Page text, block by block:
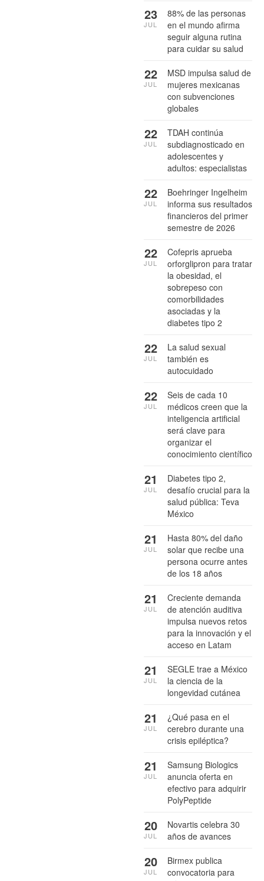
88% de las personas
en el mundo afirma
seguir alguna rutina
para cuidar su salud
23
JUL
MSD impulsa salud de
mujeres mexicanas
con subvenciones
globales
22
JUL
TDAH continúa
subdiagnosticado en
adolescentes y
adultos: especialistas
22
JUL
Boehringer Ingelheim
informa sus resultados
financieros del primer
semestre de 2026
22
JUL
Cofepris aprueba
orforglipron para tratar
la obesidad, el
sobrepeso con
comorbilidades
asociadas y la
diabetes tipo 2
22
JUL
La salud sexual
también es
autocuidado
22
JUL
Seis de cada 10
médicos creen que la
inteligencia artificial
será clave para
organizar el
conocimiento científico
22
JUL
Diabetes tipo 2,
desafío crucial para la
salud pública: Teva
México
21
JUL
Hasta 80% del daño
solar que recibe una
persona ocurre antes
de los 18 años
21
JUL
Creciente demanda
de atención auditiva
impulsa nuevos retos
para la innovación y el
acceso en Latam
21
JUL
SEGLE trae a México
la ciencia de la
longevidad cutánea
21
JUL
¿Qué pasa en el
cerebro durante una
crisis epiléptica?
21
JUL
Samsung Biologics
anuncia oferta en
efectivo para adquirir
PolyPeptide
21
JUL
Novartis celebra 30
años de avances
20
JUL
Birmex publica
convocatoria para
20
JUL